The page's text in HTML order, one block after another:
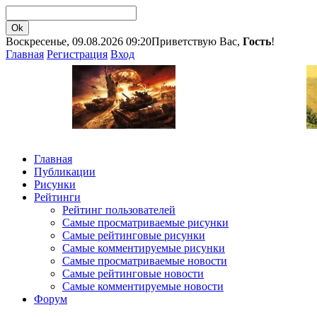
Воскресенье, 09.08.2026 09:20Приветствую Вас, Гость!
Главная Регистрация Вход
Главная
Публикации
Рисунки
Рейтинги
Рейтинг пользователей
Самые просматриваемые рисунки
Самые рейтинговые рисунки
Самые комментируемые рисунки
Самые просматриваемые новости
Самые рейтинговые новости
Самые комментируемые новости
Форум